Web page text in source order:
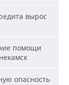
вырос
помощи
опасность